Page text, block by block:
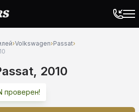
›Volkswagen›Passat›
2010
проверен!